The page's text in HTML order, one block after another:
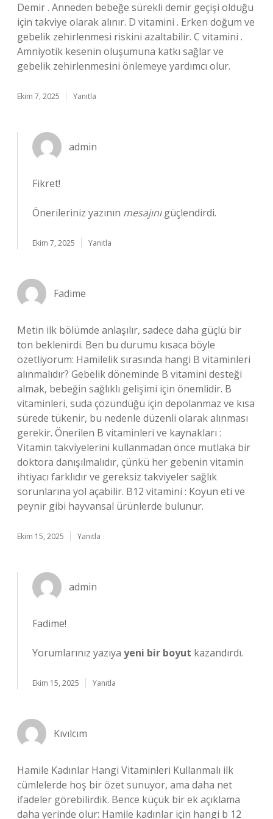
Demir . Anneden bebeğe sürekli demir geçişi olduğu
için takviye olarak alınır. D vitamini . Erken doğum ve
gebelik zehirlenmesi riskini azaltabilir. C vitamini .
Amniyotik kesenin oluşumuna katkı sağlar ve
gebelik zehirlenmesini önlemeye yardımcı olur.
Ekim 7, 2025 Yanıtla
admin
Fikret!
Önerileriniz yazının mesajınıgüçlendirdi.
Ekim 7, 2025 Yanıtla
Fadime
Metin ilk bölümde anlaşılır, sadece daha güçlü bir
ton beklenirdi. Ben bu durumu kısaca böyle
özetliyorum: Hamilelik sırasında hangi B vitaminleri
alınmalıdır? Gebelik döneminde B vitamini desteği
almak, bebeğin sağlıklı gelişimi için önemlidir. B
vitaminleri, suda çözündüğü için depolanmaz ve kısa
sürede tükenir, bu nedenle düzenli olarak alınması
gerekir. Önerilen B vitaminleri ve kaynakları :
Vitamin takviyelerini kullanmadan önce mutlaka bir
doktora danışılmalıdır, çünkü her gebenin vitamin
ihtiyacı farklıdır ve gereksiz takviyeler sağlık
sorunlarına yol açabilir. B12 vitamini : Koyun eti ve
peynir gibi hayvansal ürünlerde bulunur.
Ekim 15, 2025 Yanıtla
admin
Fadime!
Yorumlarınız yazıya yeni bir boyut kazandırdı.
Ekim 15, 2025 Yanıtla
Kıvılcım
Hamile Kadınlar Hangi Vitaminleri Kullanmalı ilk
cümlelerde hoş bir özet sunuyor, ama daha net
ifadeler görebilirdik. Bence küçük bir ek açıklama
daha yerinde olur: Hamile kadınlar için hangi b 12